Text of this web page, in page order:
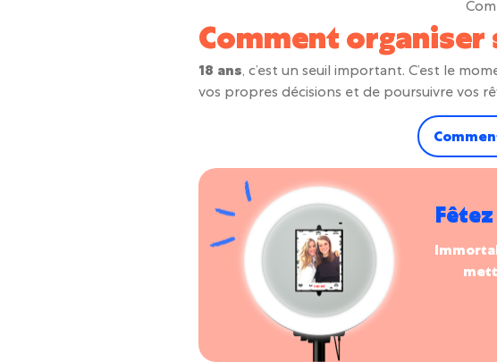
Comment organiser
18 ans, c’est un seuil important. C’est le
vos propres décisions et de poursuivre vos